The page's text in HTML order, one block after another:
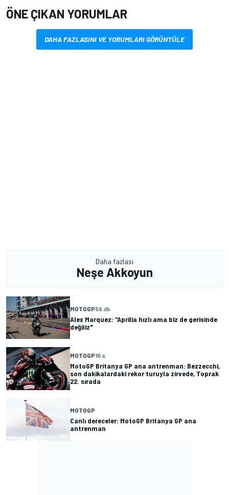
ÖNE ÇIKAN YORUMLAR
DAHA FAZLASINI VE YORUMLARI GÖRÜNTÜLE
Daha fazlası
Neşe Akkoyun
MOTOGP59 dk
Alex Marquez: “Aprilia hızlı ama biz de gerisinde
değiliz"
MOTOGP16 s
MotoGP Britanya GP ana antrenman: Bezzecchi,
son dakikalardaki rekor turuyla zirvede, Toprak
22. sırada
MOTOGP
Canlı dereceler: MotoGP Britanya GP ana
antrenman